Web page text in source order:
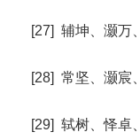
[27] 辅坤、灏万
[28] 常坚、灏宸
[29] 轼树、怿卓